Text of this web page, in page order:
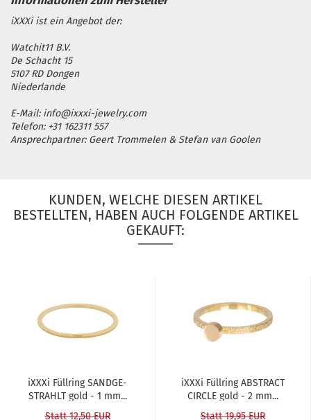
iXXXi ist ein Angebot der:
Watchit11 B.V.
De Schacht 15
5107 RD Dongen
Niederlande
E-Mail: info@ixxxi-jewelry.com
Telefon: +31 162311 557
Ansprechpartner: Geert Trommelen & Stefan van Goolen
KUNDEN, WELCHE DIESEN ARTIKEL
BESTELLTEN, HABEN AUCH FOLGENDE ARTIKEL
GEKAUFT:
iXXXi Füll­ring SAND­GE­
STRAHLT gold - 1 mm...
Statt 12,50 EUR
iXXXi Füll­ring ABS­TRACT
CIR­CLE gold - 2 mm...
Statt 19,95 EUR